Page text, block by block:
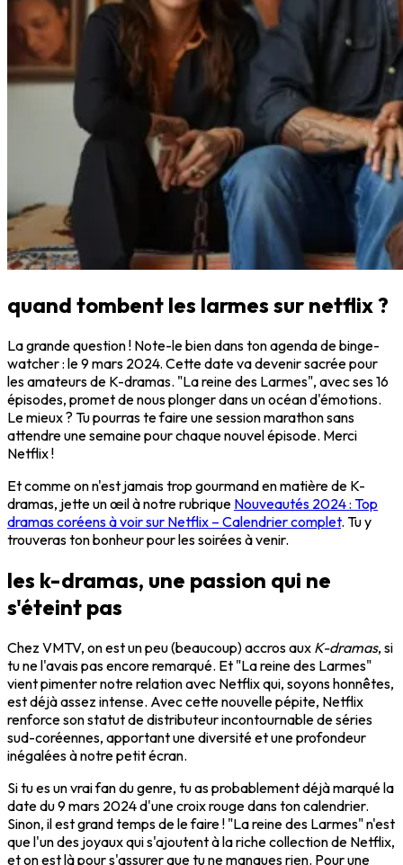
quand tombent les larmes sur netflix ?
La grande question ! Note-le bien dans ton agenda de binge-
watcher : le 9 mars 2024. Cette date va devenir sacrée pour
les amateurs de K-dramas. "La reine des Larmes", avec ses 16
épisodes, promet de nous plonger dans un océan d'émotions.
Le mieux ? Tu pourras te faire une session marathon sans
attendre une semaine pour chaque nouvel épisode. Merci
Netflix !
Et comme on n'est jamais trop gourmand en matière de K-
dramas, jette un œil à notre rubrique Nouveautés 2024 : Top
dramas coréens à voir sur Netflix – Calendrier complet. Tu y
trouveras ton bonheur pour les soirées à venir.
les k-dramas, une passion qui ne
s'éteint pas
Chez VMTV, on est un peu (beaucoup) accros aux K-dramas, si
tu ne l'avais pas encore remarqué. Et "La reine des Larmes"
vient pimenter notre relation avec Netflix qui, soyons honnêtes,
est déjà assez intense. Avec cette nouvelle pépite, Netflix
renforce son statut de distributeur incontournable de séries
sud-coréennes, apportant une diversité et une profondeur
inégalées à notre petit écran.
Si tu es un vrai fan du genre, tu as probablement déjà marqué la
date du 9 mars 2024 d'une croix rouge dans ton calendrier.
Sinon, il est grand temps de le faire ! "La reine des Larmes" n'est
que l'un des joyaux qui s'ajoutent à la riche collection de Netflix,
et on est là pour s'assurer que tu ne manques rien. Pour une